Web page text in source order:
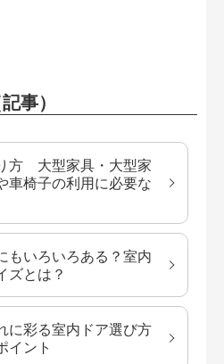
事）
方 大型家具・大型家
車椅子の利用に必要な
もいろいろある？室内
ズとは？
に彩る室内ドア選び方
イント